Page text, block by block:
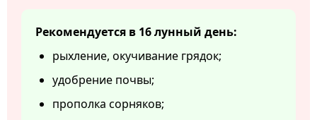
Рекомендуется в 16 лунный день:
рыхление, окучивание грядок;
удобрение почвы;
прополка сорняков;